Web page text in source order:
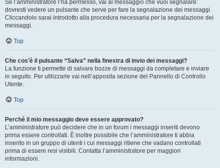
Se l’amministratore l’ha permesso, vai al messaggio che vuoi segnalare:
dovresti vedere un pulsante che serve per fare la segnalazione dei messaggi.
Cliccandolo sarai introdotto alla procedura necessaria per la segnalazione dei
messaggi.
Top
Che cos’è il pulsante “Salva” nella finestra di invio dei messaggi?
La funzione ti permette di salvare bozze di messaggi da completare e inviare
in seguito. Per utilizzarle vai nell’apposita sezione del Pannello di Controllo
Utente.
Top
Perché il mio messaggio deve essere approvato?
L’amministratore può decidere che in un forum i messaggi inseriti devono
prima essere controllati. È inoltre possibile che l’amministratore ti abbia
inserito in un gruppo di utenti i cui messaggi ritiene che vadano controllati
prima di essere resi visibili. Contatta l’amministratore per maggiori
informazioni.